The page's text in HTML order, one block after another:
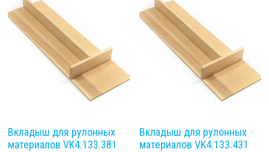
Вкладыш для рулонных
материалов VK4.133.381
Вкладыш для рулонных
материалов VK4.133.431